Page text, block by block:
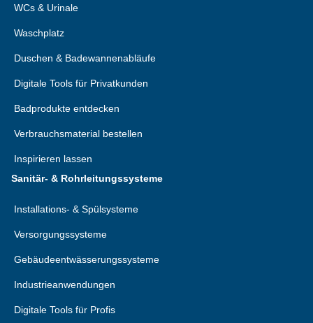
WCs & Urinale
Waschplatz
Duschen & Badewannenabläufe
Digitale Tools für Privatkunden
Badprodukte entdecken
Verbrauchsmaterial bestellen
Inspirieren lassen
Sanitär- & Rohrleitungssysteme
Installations- & Spülsysteme
Versorgungssysteme
Gebäudeentwässerungssysteme
Industrieanwendungen
Digitale Tools für Profis